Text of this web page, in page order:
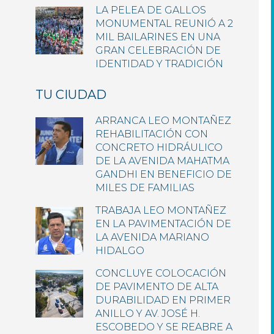
LA PELEA DE GALLOS
MONUMENTAL REUNIÓ A 2
MIL BAILARINES EN UNA
GRAN CELEBRACIÓN DE
IDENTIDAD Y TRADICIÓN
TU CIUDAD
ARRANCA LEO MONTAÑEZ
REHABILITACIÓN CON
CONCRETO HIDRÁULICO
DE LA AVENIDA MAHATMA
GANDHI EN BENEFICIO DE
MILES DE FAMILIAS
TRABAJA LEO MONTAÑEZ
EN LA PAVIMENTACIÓN DE
LA AVENIDA MARIANO
HIDALGO
CONCLUYE COLOCACIÓN
DE PAVIMENTO DE ALTA
DURABILIDAD EN PRIMER
ANILLO Y AV. JOSÉ H.
ESCOBEDO Y SE REABRE A